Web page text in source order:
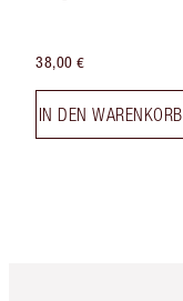
38,00 €
IN DEN WARENKORB